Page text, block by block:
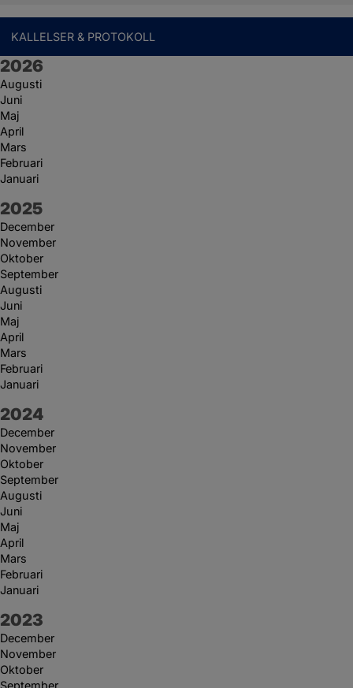
KALLELSER & PROTOKOLL
År:
2026
Augusti
Juni
Maj
April
Mars
Februari
Januari
År:
2025
December
November
Oktober
September
Augusti
Juni
Maj
April
Mars
Februari
Januari
År:
2024
December
November
Oktober
September
Augusti
Juni
Maj
April
Mars
Februari
Januari
År:
2023
December
November
Oktober
September